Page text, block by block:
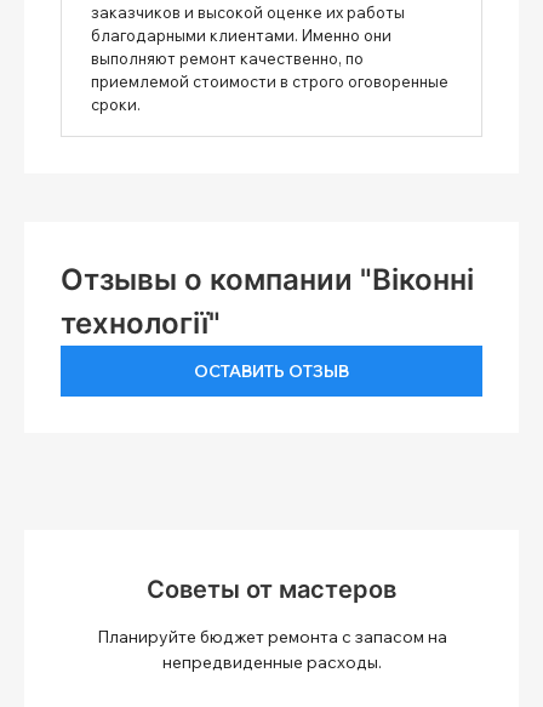
заказчиков и высокой оценке их работы
благодарными клиентами. Именно они
выполняют ремонт качественно, по
приемлемой стоимости в строго оговоренные
сроки.
Отзывы о компании "Віконні
технології"
ОСТАВИТЬ ОТЗЫВ
Советы от мастеров
Планируйте бюджет ремонта с запасом на
непредвиденные расходы.